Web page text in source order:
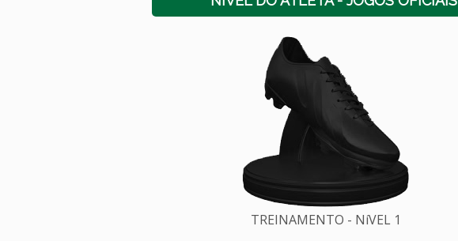
TREINAMENTO - NíVEL 1